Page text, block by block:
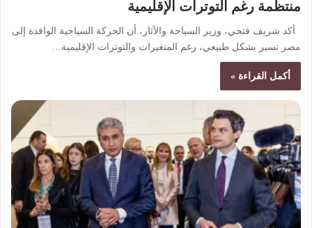
منتظمة رغم التوترات الإقليمية
أكد شريف فتحي، وزير السياحة والآثار، أن الحركة السياحية الوافدة إلى
مصر تسير بشكل طبيعي، رغم المتغيرات والتوترات الإقليمية…
أكمل القراءة »